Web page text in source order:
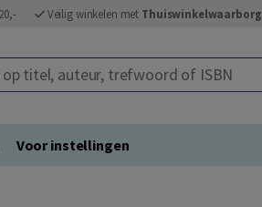
Veilig winkelen met Thuiswinkelwaarborg
titel, auteur, trefwoord of ISBN
Voor instellingen